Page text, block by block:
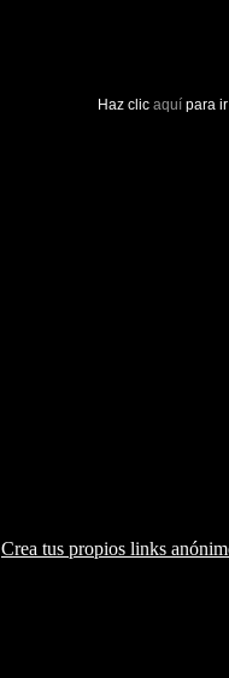
Haz clic aquí para
Crea tus propios links